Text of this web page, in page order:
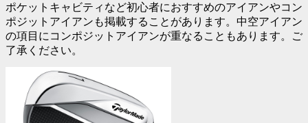
ポケットキャビティなど初心者におすすめのアイアンやコン
ポジットアイアンも掲載することがあります。中空アイアン
の項目にコンポジットアイアンが重なることもあります。ご
了承ください。